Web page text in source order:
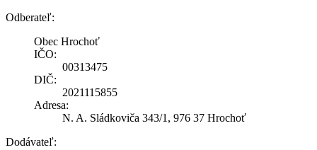
Odberateľ:
Obec Hrochoť
IČO:
00313475
DIČ:
2021115855
Adresa:
N. A. Sládkoviča 343/1, 976 37 Hrochoť
Dodávateľ: